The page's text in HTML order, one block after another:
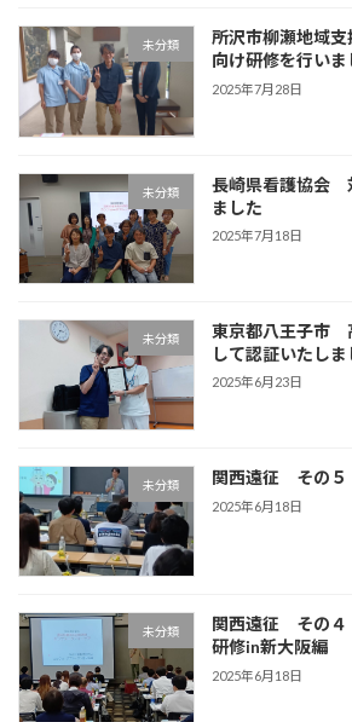
未分類
所沢市柳瀬地域
向け研修を行いま
2025年7月28日
未分類
長崎県看護協会
ました
2025年7月18日
未分類
東京都八王子市
して認証いたしま
2025年6月23日
未分類 関西遠征 その
2025年6月18日
未分類
関西遠征 その４
研修in新大阪編
2025年6月18日